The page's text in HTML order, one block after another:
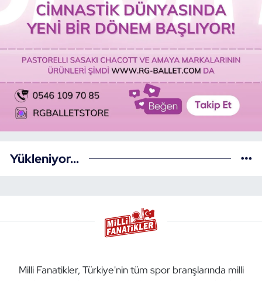
Yükleniyor...
Milli Fanatikler, Türkiye'nin tüm spor branşlarında milli